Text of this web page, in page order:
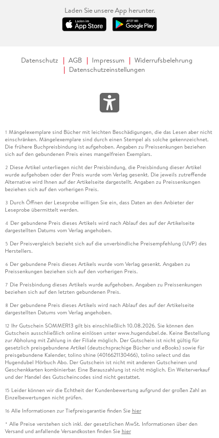
1. Weihnachtsfest in der Seeklinik teilhaben, aber auch
geheimnisvoll Annabel auf Verbrecherjagd begleiten.
Während sie uns mit David und Josi auf die Reise nimmt,
unpassenden Sitz und überhaupt! - mit. Sie wechselt ihre
Stimmfarbe und ihren Ausdruck stets an die jeweilige Person
Wunderfrauen tatsächlich auserzählt, auch wenn wir erst in
den 90er Jahren angekommen sind. Beglückt und ein wenig
traurig nehme ich von ihnen Abschied... aber ich kann sie ja
beim Argon Verlag für meinen heißersehnten Einstieg in die
Winterzeit!
Laden Sie unsere App herunter.
Datenschutz AGB Impressum
Widerrufsbelehrung
Datenschutzeinstellungen
1 Mängelexemplare sind Bücher mit leichten Beschädigungen, die das Lesen aber nicht
einschränken. Mängelexemplare sind durch einen Stempel als solche gekennzeichnet.
Die frühere Buchpreisbindung ist aufgehoben. Angaben zu Preissenkungen beziehen
sich auf den gebundenen Preis eines mangelfreien Exemplars.
2 Diese Artikel unterliegen nicht der Preisbindung, die Preisbindung dieser Artikel
wurde aufgehoben oder der Preis wurde vom Verlag gesenkt. Die jeweils zutreffende
Alternative wird Ihnen auf der Artikelseite dargestellt. Angaben zu Preissenkungen
beziehen sich auf den vorherigen Preis.
3 Durch Öffnen der Leseprobe willigen Sie ein, dass Daten an den Anbieter der
Leseprobe übermittelt werden.
4 Der gebundene Preis dieses Artikels wird nach Ablauf des auf der Artikelseite
dargestellten Datums vom Verlag angehoben.
5 Der Preisvergleich bezieht sich auf die unverbindliche Preisempfehlung (UVP) des
Herstellers.
6 Der gebundene Preis dieses Artikels wurde vom Verlag gesenkt. Angaben zu
Preissenkungen beziehen sich auf den vorherigen Preis.
7 Die Preisbindung dieses Artikels wurde aufgehoben. Angaben zu Preissenkungen
beziehen sich auf den letzten gebundenen Preis.
8 Der gebundene Preis dieses Artikels wird nach Ablauf des auf der Artikelseite
dargestellten Datums vom Verlag angehoben.
12 Ihr Gutschein SOMMER13 gilt bis einschließlich 10.08.2026. Sie können den
Gutschein ausschließlich online einlösen unter www.hugendubel.de. Keine Bestellung
zur Abholung mit Zahlung in der Filiale möglich. Der Gutschein ist nicht gültig für
gesetzlich preisgebundene Artikel (deutschsprachige Bücher und eBooks) sowie für
preisgebundene Kalender, tolino shine (4016621130466), tolino select und das
Hugendubel Hörbuch Abo. Der Gutschein ist nicht mit anderen Gutscheinen und
Geschenkkarten kombinierbar. Eine Barauszahlung ist nicht möglich. Ein Weiterverkauf
und der Handel des Gutscheincodes sind nicht gestattet.
15 Leider können wir die Echtheit der Kundenbewertung aufgrund der großen Zahl an
Einzelbewertungen nicht prüfen.
16 Alle Informationen zur Tiefpreisgarantie finden Sie hier
* Alle Preise verstehen sich inkl. der gesetzlichen MwSt. Informationen über den
Versand und anfallende Versandkosten finden Sie hier